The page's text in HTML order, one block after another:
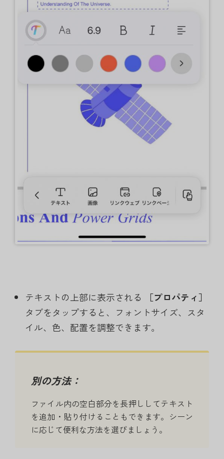
テキストの上部に表示される
［プロパティ］
タブをタップすると、フォントサイズ、スタ
イル、色、配置を調整できます。
別の方法：
ファイル内の空白部分を長押ししてテキスト
を追加・貼り付けることもできます。シーン
に応じて便利な方法を選びましょう。